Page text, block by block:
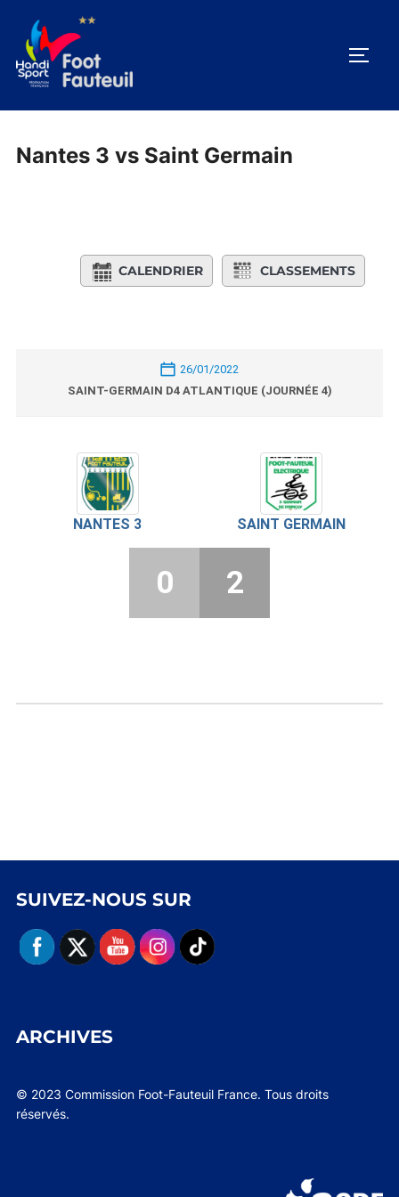
contenu
Nantes 3 vs Saint Germain
CALENDRIER CLASSEMENTS
26/01/2022
SAINT-GERMAIN D4 ATLANTIQUE (JOURNÉE 4)
NANTES 3 SAINT GERMAIN
0 2
SUIVEZ-NOUS SUR
ARCHIVES
© 2023 Commission Foot-Fauteuil France. Tous droits
réservés.